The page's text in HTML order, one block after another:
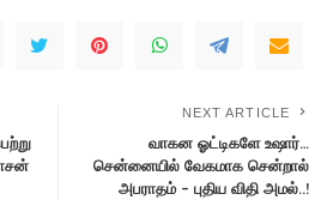
NEXT ARTICLE
வாகன ஓட்டிகளே உஷார்…
சென்னையில் வேகமாக சென்றால்
அபராதம் – புதிய விதி அமல்..!